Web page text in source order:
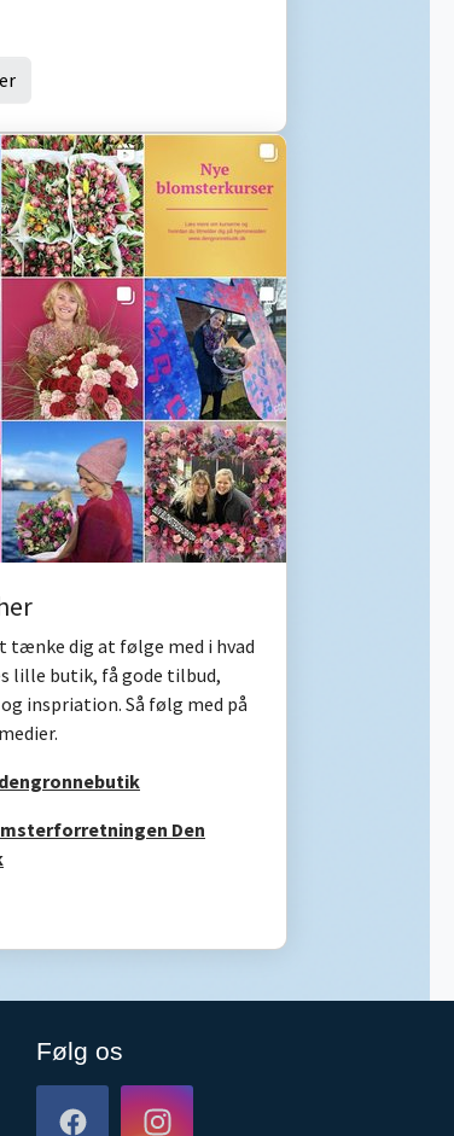
tænke dig at følge med i hvad
lille butik, få gode tilbud,
inspriation. Så følg med på
Den
Følg os